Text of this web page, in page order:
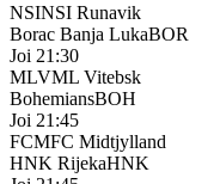
NSINSI Runavik
Borac Banja LukaBOR
Joi 21:30
MLVML Vitebsk
BohemiansBOH
Joi 21:45
FCMFC Midtjylland
HNK RijekaHNK